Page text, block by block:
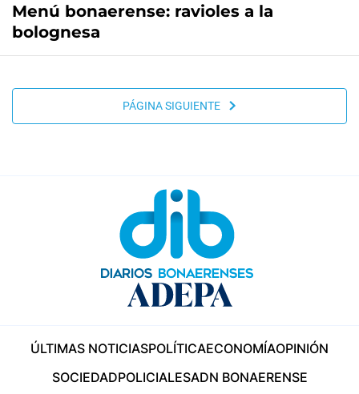
Menú bonaerense: ravioles a la
bolognesa
PÁGINA SIGUIENTE
ÚLTIMAS NOTICIASPOLÍTICAECONOMÍAOPINIÓN
SOCIEDADPOLICIALESADN BONAERENSE